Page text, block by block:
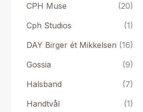
CPH Muse
(20)
Cph Studios
(1)
DAY Birger ét Mikkelsen (16)
Gossia
(9)
Halsband
(7)
Handtvål
(1)